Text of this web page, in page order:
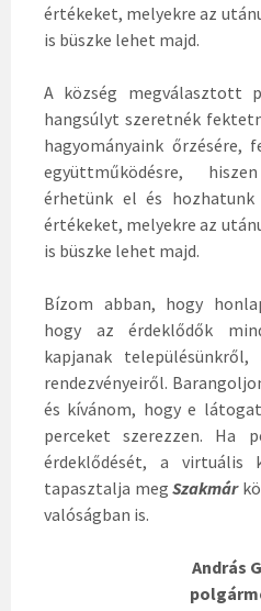
értékeket, melyekre az
is büszke lehet majd.
A község megválasztott
hangsúlyt szeretnék
hagyományaink őrzésére,
együttműködésre,
érhetünk el és
értékeket, melyekre az
is büszke lehet majd.
Bízom abban, hogy
hogy az érdeklődők
kapjanak
rendezvényeiről.
és kívánom, hogy e
perceket szerezzen. Ha
érdeklődését, a virtuális
tapasztalja megSzakmár
valóságban is.
András